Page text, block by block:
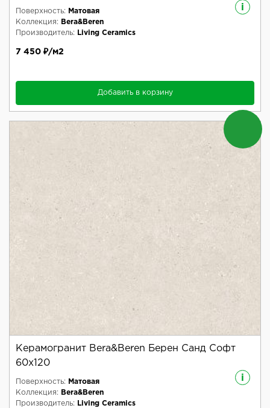
i
Поверхность:
Матовая
Коллекция:
Bera&Beren
Производитель:
Living Ceramics
7 450 ₽/м2
Добавить в корзину
Керамогранит Bera&Beren Берен Санд Софт
60x120
i
Поверхность:
Матовая
Коллекция:
Bera&Beren
Производитель:
Living Ceramics